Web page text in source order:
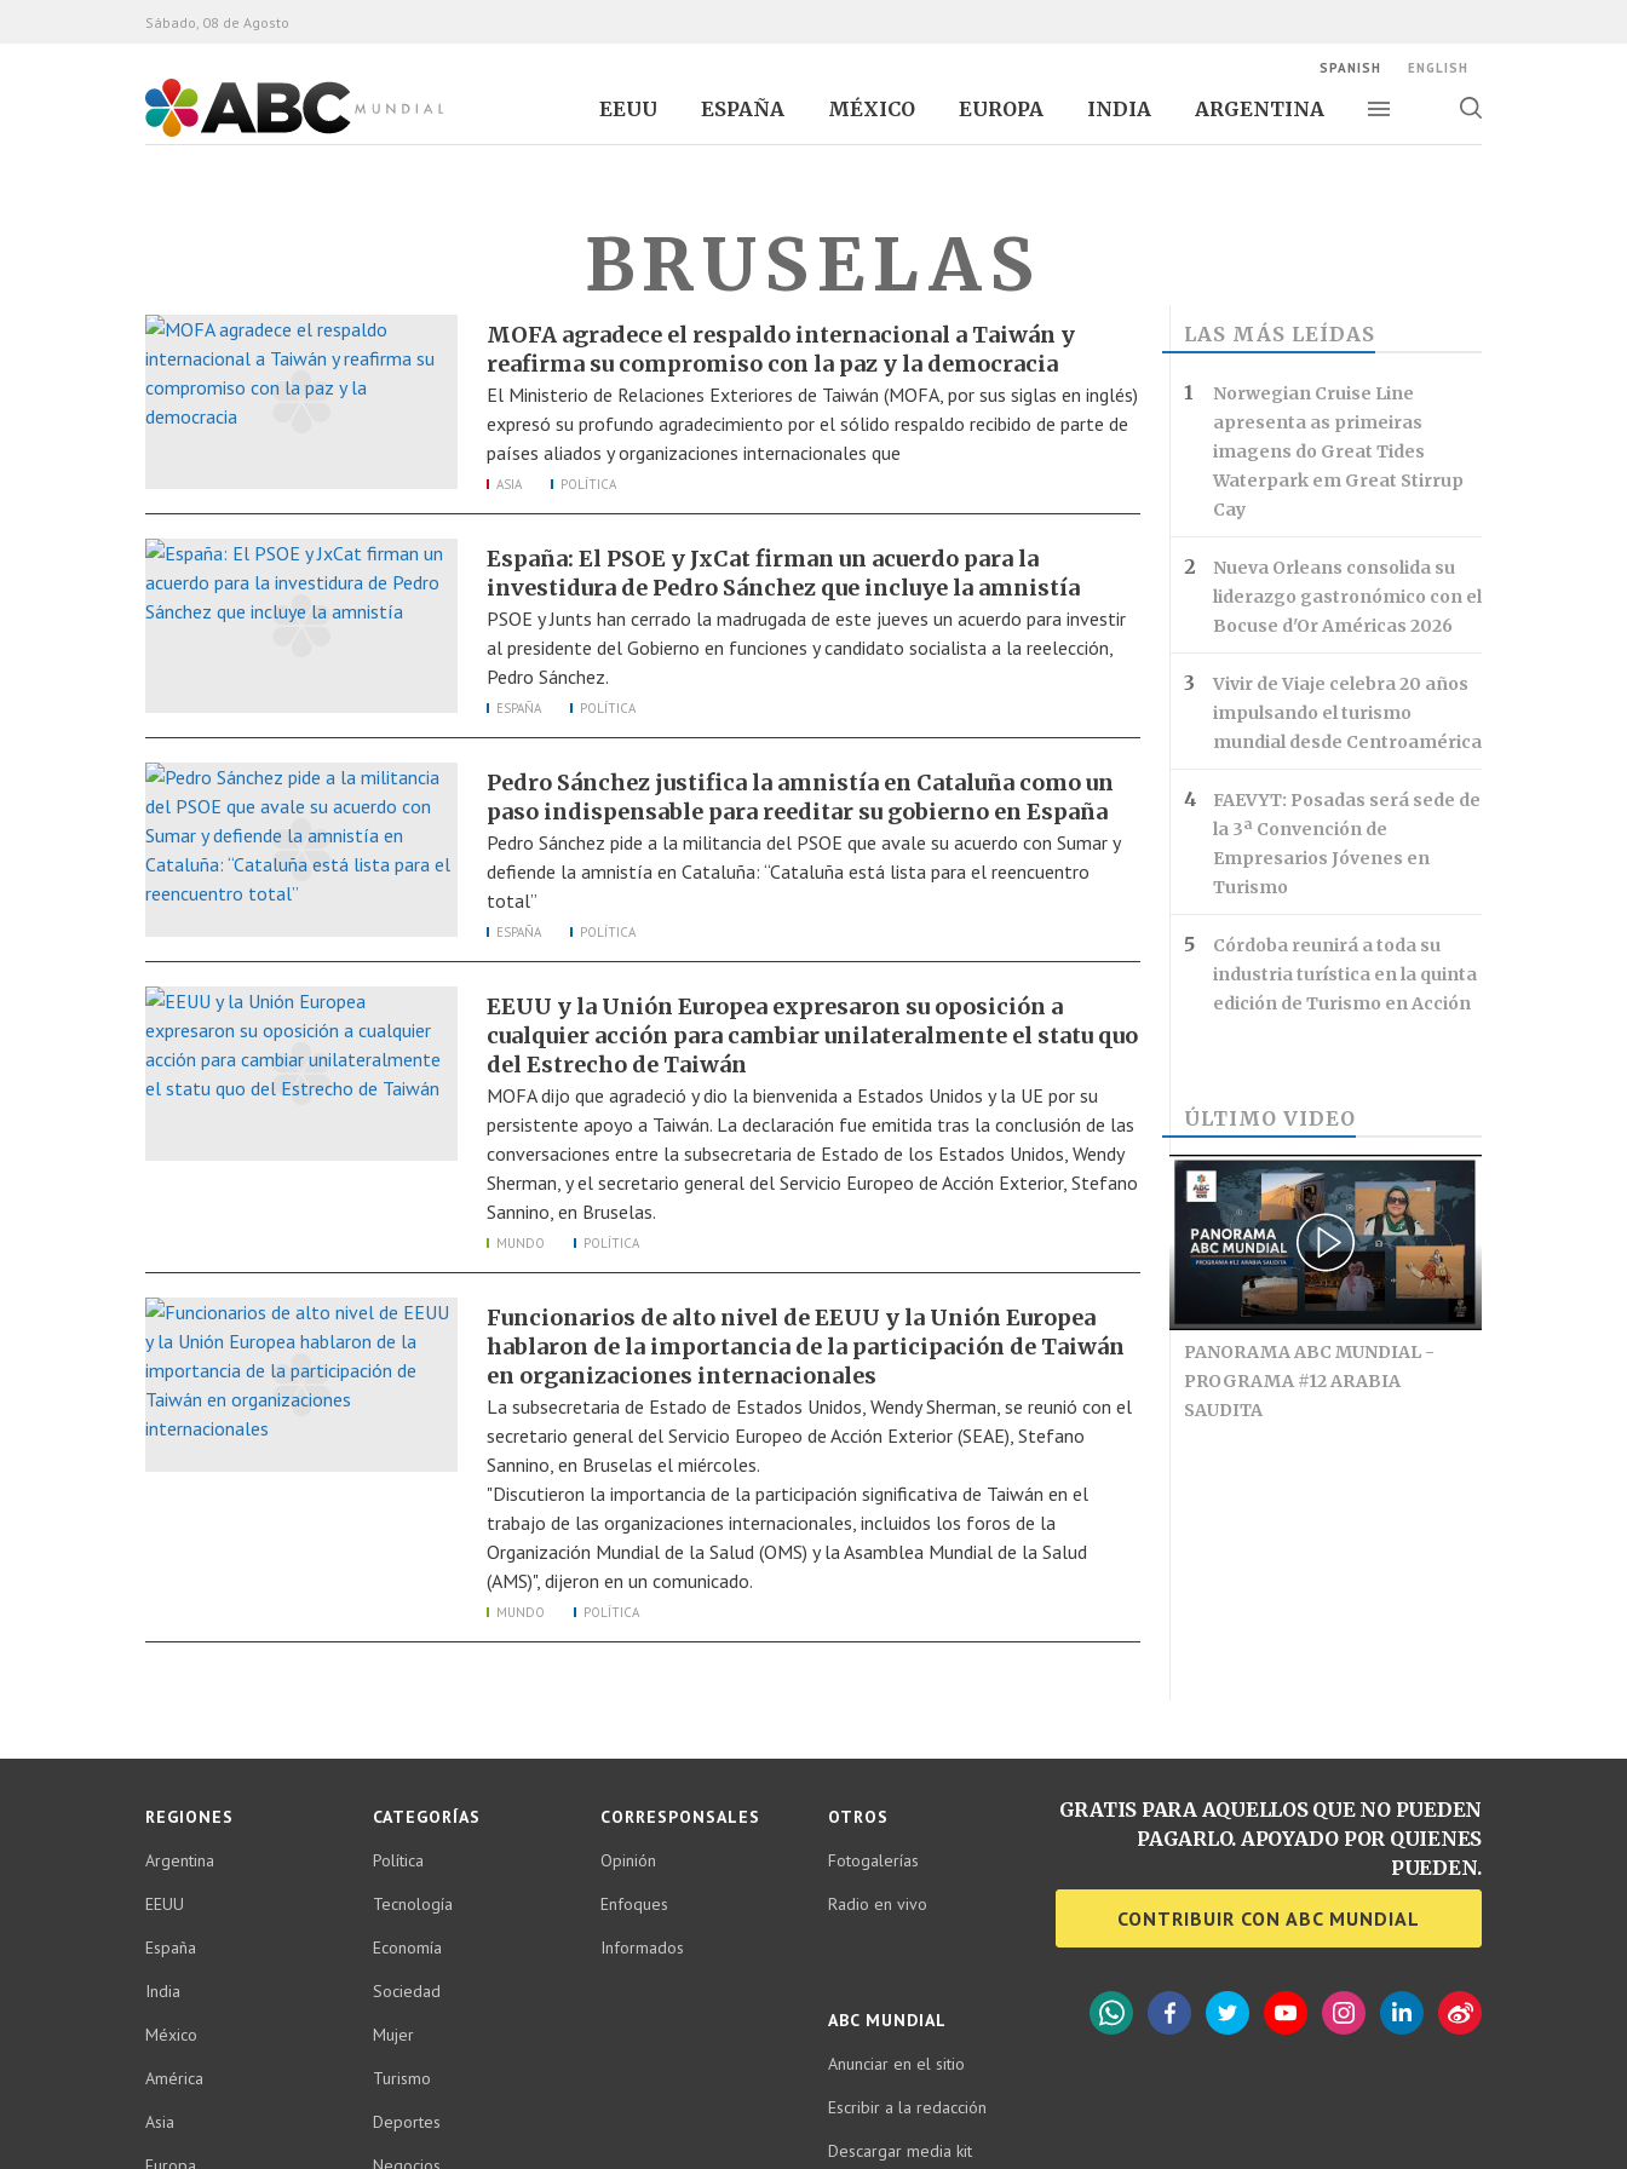
ABC Mundial
EEUU ESPAÑA MÉXICO EUROPA INDIA ARGENTINA
Alternar navegación
Alternar
Sábado, 08 de Agosto
SPANISH ENGLISH
BRUSELAS
MOFA agradece el respaldo internacional a Taiwán y
reafirma su compromiso con la paz y la democracia
El Ministerio de Relaciones Exteriores de Taiwán (MOFA, por sus siglas en inglés)
expresó su profundo agradecimiento por el sólido respaldo recibido de parte de
países aliados y organizaciones internacionales que
ASIA POLÍTICA
España: El PSOE y JxCat firman un acuerdo para la
investidura de Pedro Sánchez que incluye la amnistía
PSOE y Junts han cerrado la madrugada de este jueves un acuerdo para investir
al presidente del Gobierno en funciones y candidato socialista a la reelección,
Pedro Sánchez.
ESPAÑA POLÍTICA
Pedro Sánchez justifica la amnistía en Cataluña como un
paso indispensable para reeditar su gobierno en España
Pedro Sánchez pide a la militancia del PSOE que avale su acuerdo con Sumar y
defiende la amnistía en Cataluña: “Cataluña está lista para el reencuentro
total”
ESPAÑA POLÍTICA
EEUU y la Unión Europea expresaron su oposición a
cualquier acción para cambiar unilateralmente el statu quo
del Estrecho de Taiwán
MOFA dijo que agradeció y dio la bienvenida a Estados Unidos y la UE por su
persistente apoyo a Taiwán. La declaración fue emitida tras la conclusión de las
conversaciones entre la subsecretaria de Estado de los Estados Unidos, Wendy
Sherman, y el secretario general del Servicio Europeo de Acción Exterior, Stefano
Sannino, en Bruselas.
MUNDO POLÍTICA
Funcionarios de alto nivel de EEUU y la Unión Europea
hablaron de la importancia de la participación de Taiwán
en organizaciones internacionales
La subsecretaria de Estado de Estados Unidos, Wendy Sherman, se reunió con el
secretario general del Servicio Europeo de Acción Exterior (SEAE), Stefano
Sannino, en Bruselas el miércoles.
"Discutieron la importancia de la participación significativa de Taiwán en el
trabajo de las organizaciones internacionales, incluidos los foros de la
Organización Mundial de la Salud (OMS) y la Asamblea Mundial de la Salud
(AMS)", dijeron en un comunicado.
MUNDO POLÍTICA
LAS MÁS LEÍDAS
Norwegian Cruise Line
apresenta as primeiras
imagens do Great Tides
Waterpark em Great Stirrup
Cay
Nueva Orleans consolida su
liderazgo gastronómico con el
Bocuse d'Or Américas 2026
Vivir de Viaje celebra 20 años
impulsando el turismo
mundial desde Centroamérica
FAEVYT: Posadas será sede de
la 3ª Convención de
Empresarios Jóvenes en
Turismo
Córdoba reunirá a toda su
industria turística en la quinta
edición de Turismo en Acción
ÚLTIMO VIDEO
PANORAMA ABC MUNDIAL -
PROGRAMA #12 ARABIA
SAUDITA
REGIONES
Argentina
EEUU
España
India
México
América
Asia
CATEGORÍAS
Política
Tecnología
Economía
Sociedad
Mujer
Turismo
Deportes
CORRESPONSALES
Opinión
Enfoques
Informados
OTROS
Fotogalerías
Radio en vivo
ABC MUNDIAL
Anunciar en el sitio
Escribir a la redacción
Descargar media kit
GRATIS PARA AQUELLOS QUE NO PUEDEN
PAGARLO. APOYADO POR QUIENES
PUEDEN.
CONTRIBUIR CON ABC MUNDIAL